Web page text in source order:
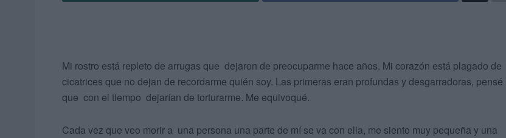
Mi rostro está repleto de arrugas que dejaron de preocuparme hace años. Mi corazón está plagado de
cicatrices que no dejan de recordarme quién soy. Las primeras eran profundas y desgarradoras, pensé
que con el tiempo dejarían de torturarme. Me equivoqué.
Cada vez que veo morir a una persona una parte de mí se va con ella, me siento muy pequeña y una